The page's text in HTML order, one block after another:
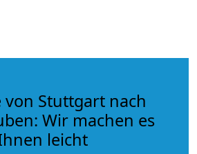
von Stuttgart nach
Wir machen es
leicht